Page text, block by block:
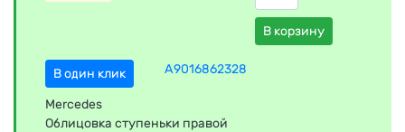
В корзину
В один клик A9016862328
Mercedes
Облицовка ступеньки правой